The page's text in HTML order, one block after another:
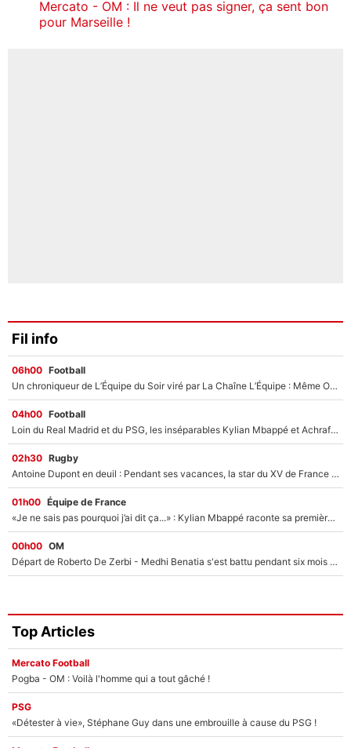
Mercato - OM : Il ne veut pas signer, ça sent bon
pour Marseille !
Fil info
06h00 Football
Un chroniqueur de L’Équipe du Soir viré par La Chaîne L’Équipe : Même Olivier Ménard n’avait pas pu empêcher son départ, «je l’ai appris sur Twitter, je l’ai vécu assez mal»
04h00 Football
Loin du Real Madrid et du PSG, les inséparables Kylian Mbappé et Achraf Hakimi changent d'équipe le temps d'une journée !
02h30 Rugby
Antoine Dupont en deuil : Pendant ses vacances, la star du XV de France a perdu sa grand-mère
01h00 Équipe de France
«Je ne sais pas pourquoi j’ai dit ça...» : Kylian Mbappé raconte sa première rencontre avec Zinédine Zidane (et c’est très drôle)
00h00 OM
Départ de Roberto De Zerbi - Medhi Benatia s'est battu pendant six mois pour le retenir à l'OM, le PSG a été le naufrage de trop : «Je pars avec toi»
Top Articles
Mercato Football
Pogba - OM : Voilà l'homme qui a tout gâché !
PSG
«Détester à vie», Stéphane Guy dans une embrouille à cause du PSG !